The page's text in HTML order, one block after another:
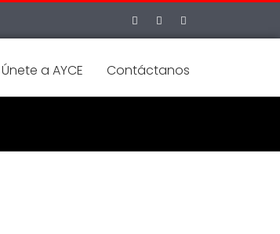
Únete a AYCE Contáctanos